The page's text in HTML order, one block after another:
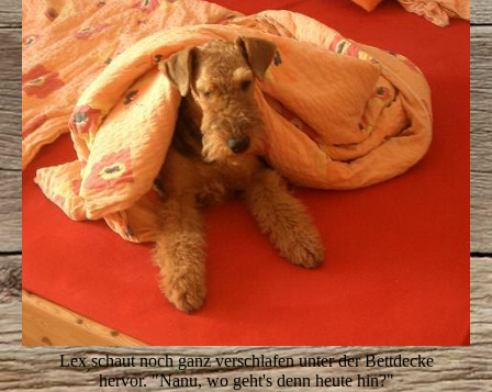
Lex schaut noch ganz verschlafen unter der Bettdecke
hervor. "Nanu, wo geht's denn heute hin?"